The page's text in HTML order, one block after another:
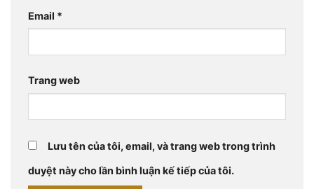
Email *
Trang web
Lưu tên của tôi, email, và trang web trong trình
duyệt này cho lần bình luận kế tiếp của tôi.